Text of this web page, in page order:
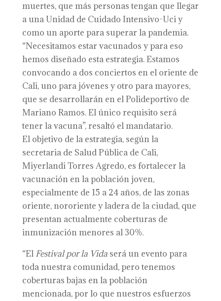
muertes, que más personas tengan que llegar
a una Unidad de Cuidado Intensivo-Uci y
como un aporte para superar la pandemia.
“Necesitamos estar vacunados y para eso
hemos diseñado esta estrategia. Estamos
convocando a dos conciertos en el oriente de
Cali, uno para jóvenes y otro para mayores,
que se desarrollarán en el Polideportivo de
Mariano Ramos. El único requisito será
tener la vacuna”, resaltó el mandatario.
El objetivo de la estrategia, según la
secretaria de Salud Pública de Cali,
Miyerlandi Torres Agredo, es fortalecer la
vacunación en la población joven,
especialmente de 15 a 24 años, de las zonas
oriente, nororiente y ladera de la ciudad, que
presentan actualmente coberturas de
inmunización menores al 30%.
“El Festival por la Vidaserá un evento para
toda nuestra comunidad, pero tenemos
coberturas bajas en la población
mencionada, por lo que nuestros esfuerzos